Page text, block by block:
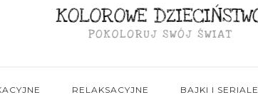
RELAKSACYJNE BAJKI I SERIALE